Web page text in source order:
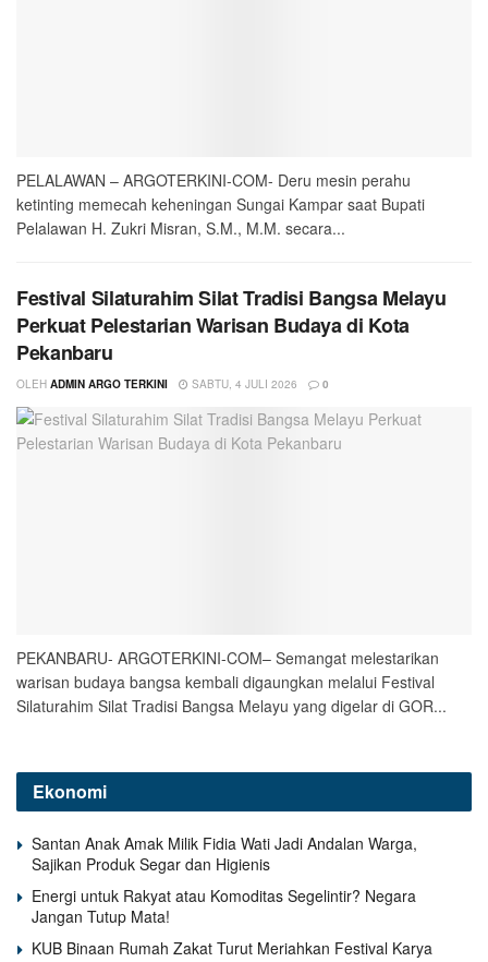
PELALAWAN – ARGOTERKINI-COM- Deru mesin perahu
ketinting memecah keheningan Sungai Kampar saat Bupati
Pelalawan H. Zukri Misran, S.M., M.M. secara...
Festival Silaturahim Silat Tradisi Bangsa Melayu
Perkuat Pelestarian Warisan Budaya di Kota
Pekanbaru
OLEH ADMIN ARGO TERKINI SABTU, 4 JULI 2026 0
PEKANBARU- ARGOTERKINI-COM– Semangat melestarikan
warisan budaya bangsa kembali digaungkan melalui Festival
Silaturahim Silat Tradisi Bangsa Melayu yang digelar di GOR...
Ekonomi
Santan Anak Amak Milik Fidia Wati Jadi Andalan Warga,
Sajikan Produk Segar dan Higienis
Energi untuk Rakyat atau Komoditas Segelintir? Negara
Jangan Tutup Mata!
KUB Binaan Rumah Zakat Turut Meriahkan Festival Karya